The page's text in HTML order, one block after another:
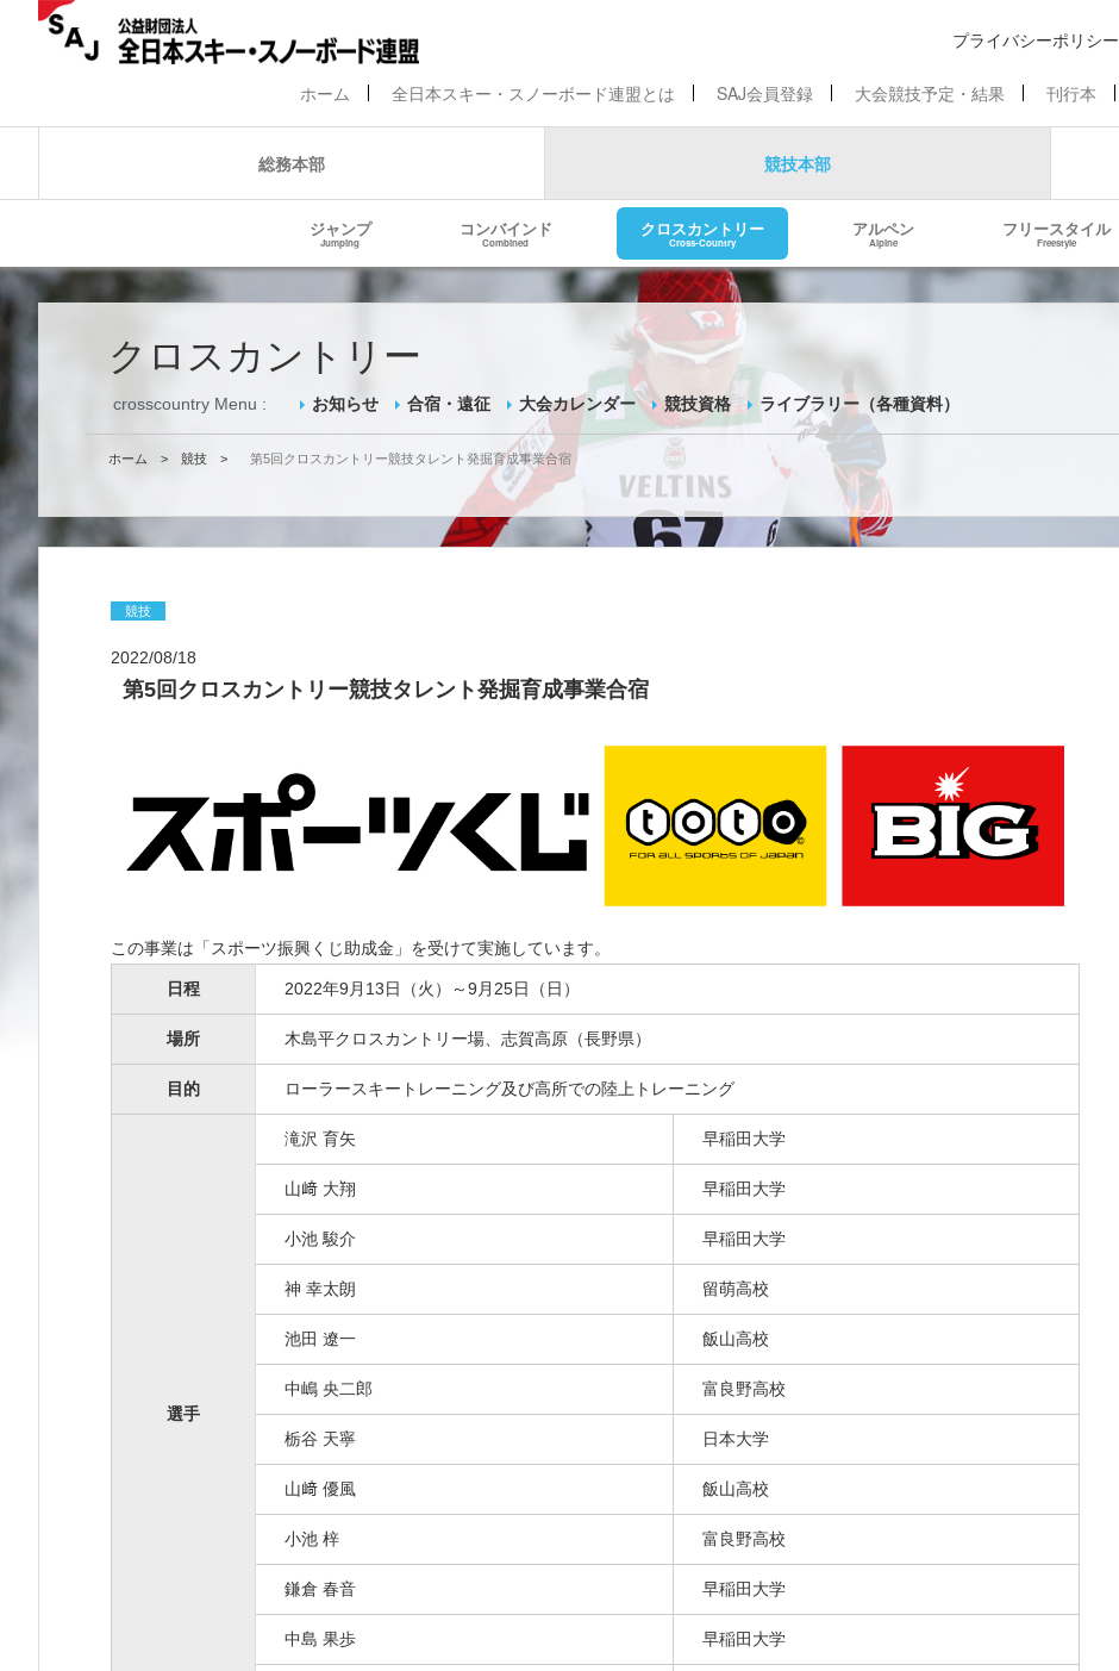
プライバシーポリシー
ホーム 全日本スキー・スノーボード連盟とは SAJ会員登録 大会競技予定・結果 刊行本
総務本部 競技本部
ジャンプ
Jumping
コンバインド
Combined
クロスカントリー
Cross-Country
アルペン
Alpine
フリースタイル
Freestyle
クロスカントリー
crosscountry Menu : お知らせ 合宿・遠征 大会カレンダー 競技資格 ライブラリー（各種資料）
ホーム > 競技 > 第5回クロスカントリー競技タレント発掘育成事業合宿
競技
2022/08/18
第5回クロスカントリー競技タレント発掘育成事業合宿
この事業は「スポーツ振興くじ助成金」を受けて実施しています。
日程 2022年9月13日（火）～9月25日（日）
場所 木島平クロスカントリー場、志賀高原（長野県）
目的 ローラースキートレーニング及び高所での陸上トレーニング
選手
滝沢 育矢 早稲田大学
山﨑 大翔 早稲田大学
小池 駿介 早稲田大学
神 幸太朗 留萌高校
池田 遼一 飯山高校
中嶋 央二郎 富良野高校
栃谷 天寧 日本大学
山﨑 優風 飯山高校
小池 梓 富良野高校
鎌倉 春音 早稲田大学
中島 果歩 早稲田大学